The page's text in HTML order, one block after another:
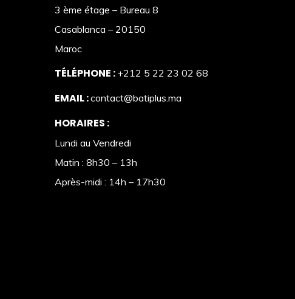
3 ème étage – Bureau 8
Casablanca – 20150
Maroc
TÉLÉPHONE : +212 5 22 23 02 68
EMAIL :contact@batiplus.ma
HORAIRES :
Lundi au Vendredi
Matin : 8h30 – 13h
Après-midi : 14h – 17h30